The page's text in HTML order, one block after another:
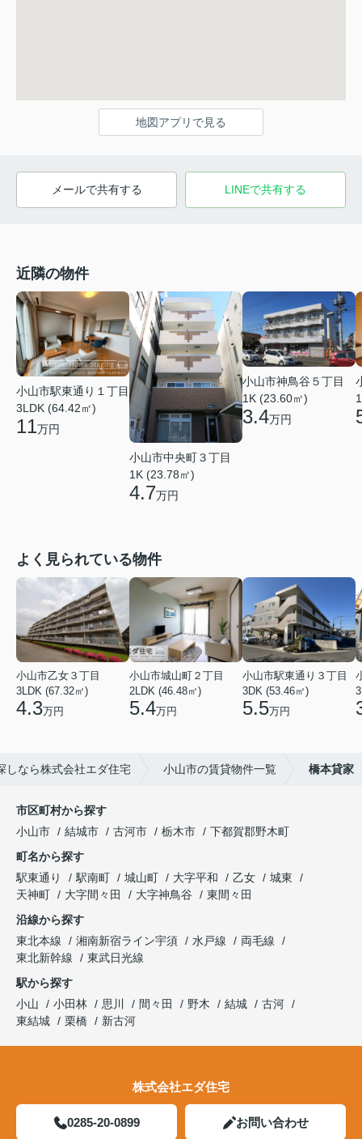
地図アプリで見る
メールで共有する LINEで共有する
近隣の物件
小山市駅東通り１丁目
3LDK (64.42㎡)
11万円
小山市中央町３丁目
1K (23.78㎡)
4.7万円
小山市神鳥谷５丁目
1K (23.60㎡)
3.4万円
よく見られている物件
小山市乙女３丁目
3LDK (67.32㎡)
4.3万円
小山市城山町２丁目
2LDK (46.48㎡)
5.4万円
小山市駅東通り３丁目
3DK (53.46㎡)
5.5万円
しなら株式会社エダ住宅 小山市の賃貸物件一覧 橋本貸家
市区町村から探す
小山市
結城市 古河市 栃木市
下都賀郡野木町
町名から探す
駅東通り
駅南町 城山町 大字平和 乙女
城東
天神町
大字間々田 大字神鳥谷
東間々田
沿線から探す
東北本線
湘南新宿ライン宇須 水戸線
両毛線
東北新幹線
東武日光線
駅から探す
小山
小田林 思川 間々田 野木 結城
古河
東結城
栗橋 新古河
株式会社エダ住宅
0285-20-0899 お問い合わせ